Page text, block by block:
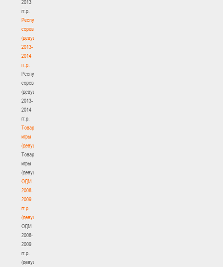
2013
гг.р.
Республиканские
соревнования
(девушки)
2013-
2014
гг.р.
Республиканские
соревнования
(девушки)
2013-
2014
гг.р.
Товарищеские
игры
(девушки)
Товарищеские
игры
(девушки)
ОДМ
2008-
2009
гг.р.
(девушки)
ОДМ
2008-
2009
гг.р.
(девушки)